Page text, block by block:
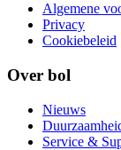
Algemene
Privacy
Cookiebeleid
Over bol
Nieuws
Service &